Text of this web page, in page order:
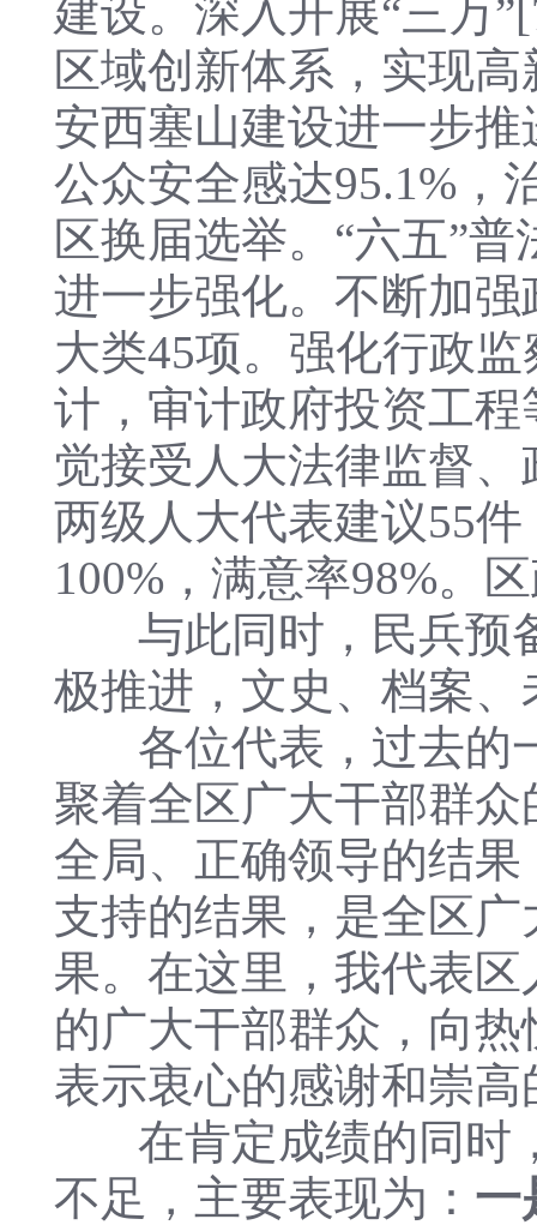
建设。深入开展“三万
区域创新体系，实现
安西塞山建设进一步
公众安全感达95.1%，
区换届选举。“六五”
进一步强化。不断加
大类45项。强化行政
计，审计政府投资工
觉接受人大法律监督
两级人大代表建议55
100%，满意率98%。
与此同时，民兵预
极推进，文史、档案
各位代表，过去的
聚着全区广大干部群
全局、正确领导的结
支持的结果，是全区
果。在这里，我代表
的广大干部群众，向
表示衷心的感谢和崇高
在肯定成绩的同时
不足，主要表现为： 一